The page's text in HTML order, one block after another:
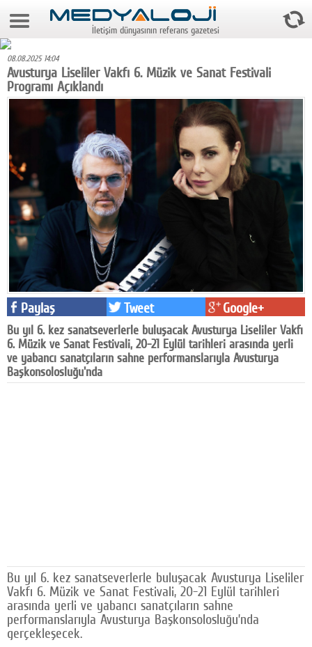
7 Ağustos 2026 2:26:18
Foto Galeri
Video Galeri
Gazeteler
Medya
Reyting-tiraj
Teknoloji
Televizyon
Pr
Facebook
Diziler
Karikatür
Facebook
Twitter
Google Plus
İletişim dünyasının referans gazetesi
08.08.2025 14:04
Avusturya Liseliler Vakfı 6. Müzik ve Sanat Festivali
Programı Açıklandı
Paylaş Tweet Google+
Bu yıl 6. kez sanatseverlerle buluşacak Avusturya Liseliler Vakfı
6. Müzik ve Sanat Festivali, 20-21 Eylül tarihleri arasında yerli
ve yabancı sanatçıların sahne performanslarıyla Avusturya
Başkonsolosluğu'nda
Bu yıl 6. kez sanatseverlerle buluşacak Avusturya Liseliler
Vakfı 6. Müzik ve Sanat Festivali, 20-21 Eylül tarihleri
arasında yerli ve yabancı sanatçıların sahne
performanslarıyla Avusturya Başkonsolosluğu’nda
gerçekleşecek.